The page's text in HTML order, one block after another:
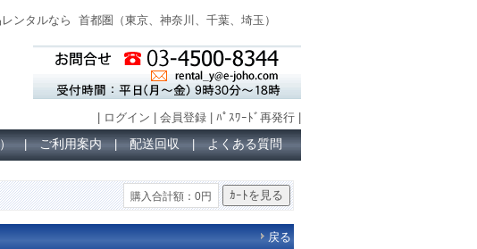
ンタルなら 首都圏（東京、神奈川、千葉、埼玉 ）
ログイン 会員登録 ﾊﾟｽﾜｰﾄﾞ再発行
ご利用案内 配送回収 よくある質問
購入合計額：0円
戻る